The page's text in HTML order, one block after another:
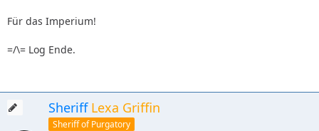
Für das Imperium!
=/\= Log Ende.
Sheriff Lexa Griffin
Sheriff of Purgatory